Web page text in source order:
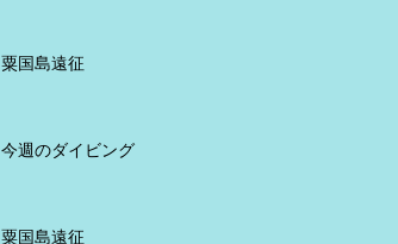
粟国島遠征
今週のダイビング
粟国島遠征